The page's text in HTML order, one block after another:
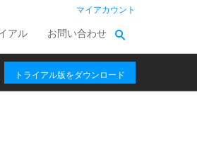
マイアカウント
アル お問い合わせ
トライアル版をダウンロード